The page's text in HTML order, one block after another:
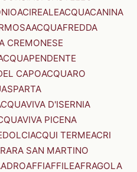
ACIREALEACQUACANINA
ACQUAFREDDA
CREMONESE
CAPOACQUARO
D'ISERNIA
PICENA
ACQUI TERMEACRI
SAN MARTINO
ADROAFFIAFFILEAFRAGOLA